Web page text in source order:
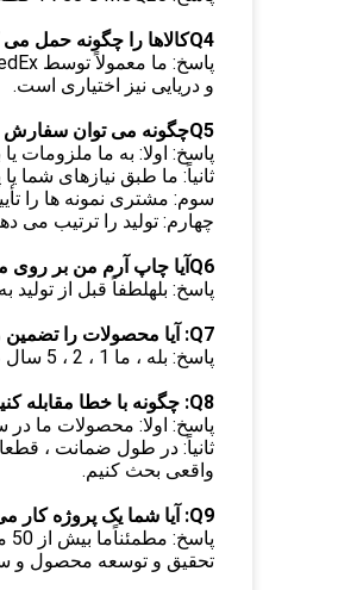
Q4کالاها را چگونه حمل می کنید و مدت زمان رسیدن آن چقدر طول می کشد؟
و دریایی نیز اختیاری است.
Q5چگونه می توان سفارش نور چراغ را انجام داد؟
پاسخ: اولا: به ما ملزومات
ثانیاً: ما طبق نیازهای شما
سوم: مشتری نمونه ها را
چهارم: تولید را ترتیب می
Q6آیا چاپ آرم من بر روی محصول سبک led روشن است؟
پاسخ: بلهلطفاً قبل از
Q7: آیا محصولات را تضمین می کنید؟
پاسخ: بله ، ما 1 ، 2 ، 5 سال ضمانت به محصولات خود ارائه می دهیم.
Q8: چگونه با خطا مقابله کنیم؟
پاسخ: اولا: محصولات ما در
ثانیاً: در طول ضمانت ،
واقعی بحث کنیم.
Q9: آیا شما یک پروژه کار می کنید؟
تحقیق و توسعه محصول و